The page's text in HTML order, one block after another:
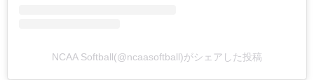
NCAA Softball(@ncaasoftball)がシェアした投稿